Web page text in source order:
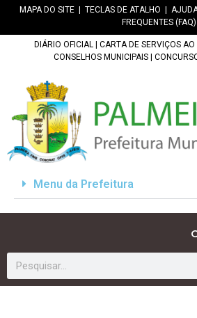
MAPA DO SITE TECLAS DE ATALHO
FREQUENTES (FAQ)
DIÁRIO OFICIAL CARTA DE SERVIÇOS AO
CONSELHOS MUNICIPAIS
Menu da Prefeitura